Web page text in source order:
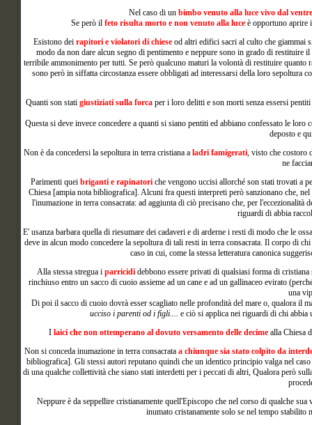
Nelcaso di un bimbo venuto alla luce vivo dal
Se però il feto risulta morto e non venuto alla luce è opportuno aprire
Esistono dei rapitori e violatori di chieseod altri edifici sacri al culto che giammai
modo da non dare alcun segno di pentimento e neppure sono in grado di restituire
terribile ammonimento per tutti. Se però qualcuno maturi la volontà di restituire
sono però in siffatta circostanza essere obbligati ad interessarsi della loro
Quanti son stati giustiziati sulla forca per i loro delitti e son morti senza essersi
Questa si deve invece concedere a quanti si siano pentiti ed abbiano confessato le
deposto e
Non è da concedersi la sepoltura in terra cristiana a ladri famigerati, visto che costoro
ne
Parimenti quei briganti e rapinatoriche vengono uccisi allorché son stati trovati a
Chiesa [ampia nota bibliografica]. Alcuni fra questi interpreti però sanzionano che,
l'inumazione in terra consacrata: ad aggiunta di ciò precisano che, per
riguardi di abbia
E' usanza barbara quella di riesumare dei cadaveri e di arderne i resti di modo che le
deve in alcun modo concedere la sepoltura di tali resti in terra consacrata. Il corpo di
caso in cui, come la stessa letteratura canonica
Alla stessa stregua i parricidi debbono essere privati di qualsiasi forma di
rinchiuso entro un sacco di cuoio assieme ad un cane e ad un gallinaceo evirato
una
Di poi il sacco di cuoio dovrà esser scagliato nelle profondità del mare o, qualora il
ucciso i parenti od i figli.... e ciò si applica nei riguardi di chi abbia
I laici che non ottemperano al dovuto versamento delle decimealla Chiesa
Nonsi conceda inumazione in terra consacrata a chiunque sia stato colpito da
bibliografica]. Gli stessi autori reputano quindi che un identico principio valga nel
di una qualche collettività che siano stati interdetti per i peccati di altri, Qualora però
Neppure è da seppellire cristianamente quell'Episcopo che nel corso di qualche
inumato cristanamente solo se nel tempo